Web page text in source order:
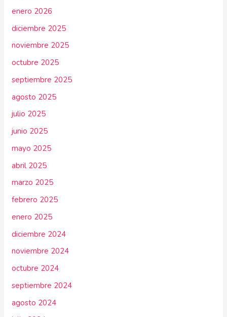
enero 2026
diciembre 2025
noviembre 2025
octubre 2025
septiembre 2025
agosto 2025
julio 2025
junio 2025
mayo 2025
abril 2025
marzo 2025
febrero 2025
enero 2025
diciembre 2024
noviembre 2024
octubre 2024
septiembre 2024
agosto 2024